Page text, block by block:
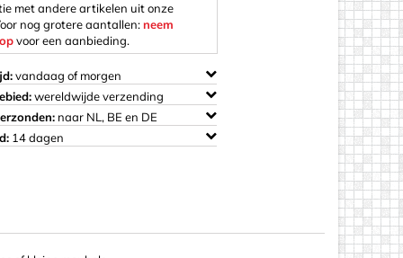
met andere artikelen uit onze
nog grotere aantallen:neem
voor een aanbieding.
vandaag of morgen
wereldwijde verzending
naar NL, BE en DE
14 dagen